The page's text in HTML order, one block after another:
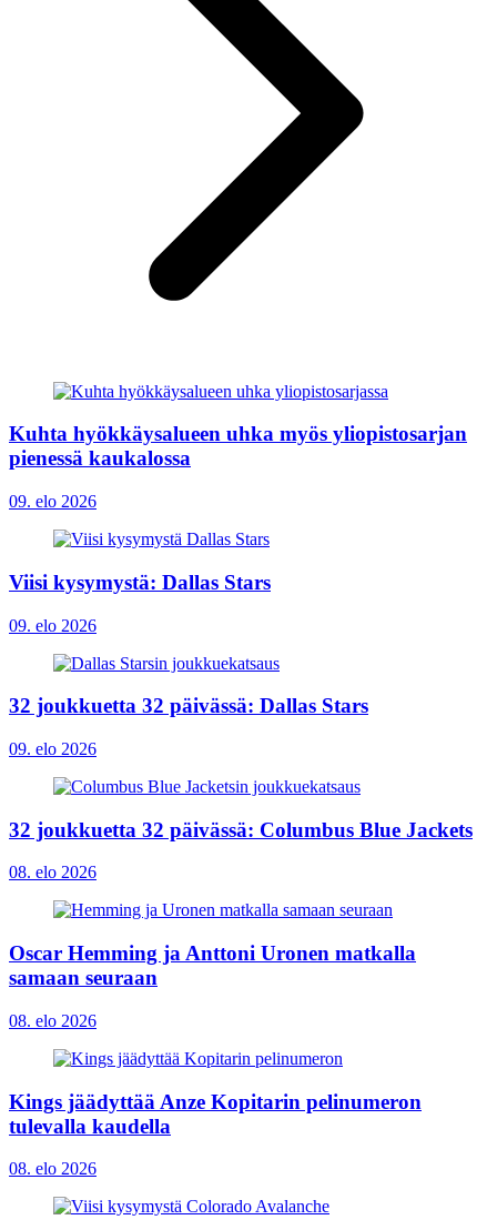
Kuhta hyökkäysalueen uhka myös yliopistosarjan
pienessä kaukalossa
09. elo 2026
Viisi kysymystä: Dallas Stars
09. elo 2026
32 joukkuetta 32 päivässä: Dallas Stars
09. elo 2026
32 joukkuetta 32 päivässä: Columbus Blue Jackets
08. elo 2026
Oscar Hemming ja Anttoni Uronen matkalla
samaan seuraan
08. elo 2026
Kings jäädyttää Anze Kopitarin pelinumeron
tulevalla kaudella
08. elo 2026